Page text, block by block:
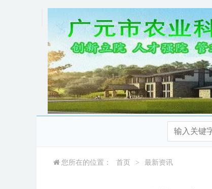
您所在的位置： 首页 > 最新资讯